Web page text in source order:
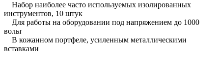
Набор наиболее часто используемых изолированных
инструментов, 10 штук
Для работы на оборудовании под напряжением до 1000
вольт
В кожанном портфеле, усиленным металлическими
вставками